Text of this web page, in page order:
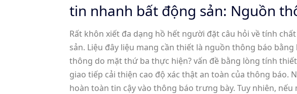
tin nhanh bất động sản: Nguồn
Rất khôn xiết đa dạng hồ hết người đặt câu hỏi về tính
sản. Liệu đây liệu mang cần thiết là nguồn thông báo
thông do mặt thứ ba thực hiện? vấn đề bằng lòng tính
giao tiếp cải thiện cao độ xác thật an toàn của thông báo.
hoàn toàn tin cậy vào thông báo trưng bày. Tuy nhiên,